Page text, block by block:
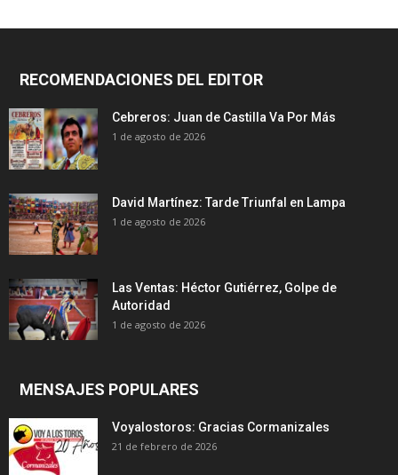
RECOMENDACIONES DEL EDITOR
Cebreros: Juan de Castilla Va Por Más
1 de agosto de 2026
David Martínez: Tarde Triunfal en Lampa
1 de agosto de 2026
Las Ventas: Héctor Gutiérrez, Golpe de
Autoridad
1 de agosto de 2026
MENSAJES POPULARES
Voyalostoros: Gracias Cormanizales
21 de febrero de 2026